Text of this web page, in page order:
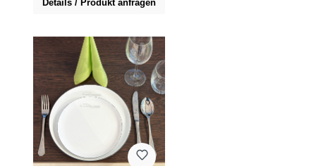
Details / Produkt anfragen